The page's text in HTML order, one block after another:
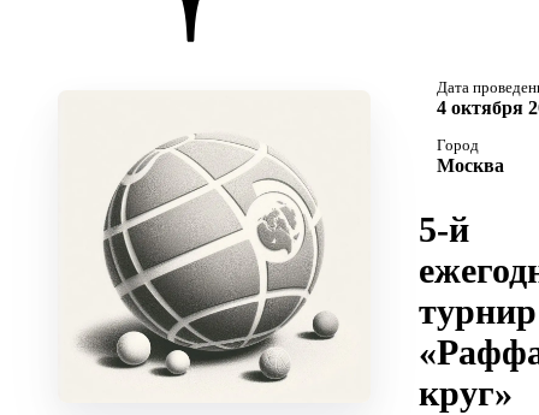
Дата
4 октября
Город
Москва
5-й
турнир
круг»